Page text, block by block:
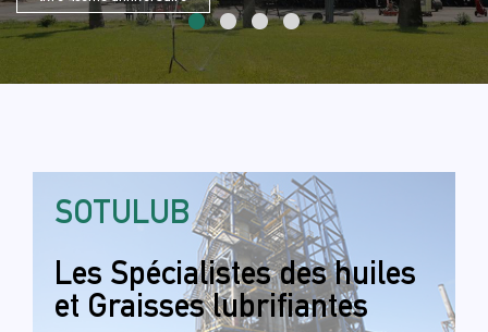
SOTULUB
Les Spécialistes des huiles
et Graisses lubrifiantes